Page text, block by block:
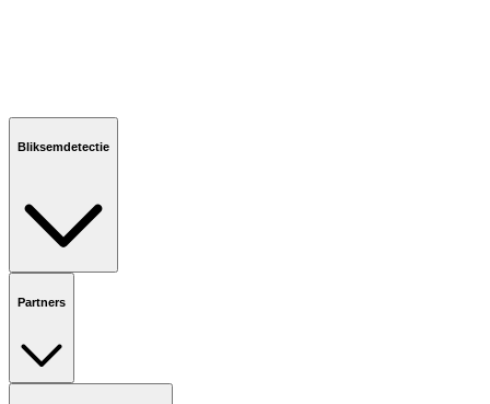
Bliksemdetectie
Partners